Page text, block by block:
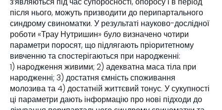
після нього, можуть призводити до перипартального
синдрому свиноматки. У результаті науково-дослідної
роботи «Трау Нутришин» було визначено чотири
параметри поросят, що підлягають пріоритетному
вивченню та спостерігаються при народженні:
1) народження живими; 2) адекватна маса тіла при
народженні; 3) достатня ємність споживання
молозива та 4) достатній життєвий тонус. У сукупності
ці параметри дають інформацію про нові підходи до